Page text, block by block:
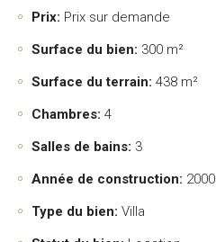
Prix: Prix sur demande
Surface du bien: 300 m²
Surface du terrain: 438 m²
Chambres: 4
Salles de bains: 3
Année de construction: 2000
Type du bien: Villa